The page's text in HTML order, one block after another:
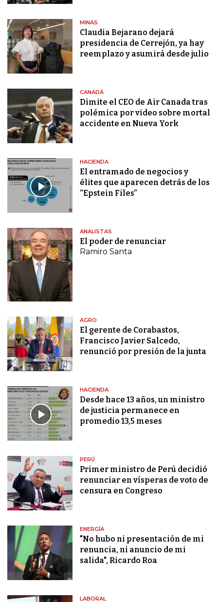
MINAS
Claudia Bejarano dejará
presidencia de Cerrejón, ya hay
reemplazo y asumirá desde julio
CANADÁ
Dimite el CEO de Air Canada tras
polémica por video sobre mortal
accidente en Nueva York
HACIENDA
El entramado de negocios y
élites que aparecen detrás de los
“Epstein Files”
ANALISTAS
El poder de renunciar
Ramiro Santa
AGRO
El gerente de Corabastos,
Francisco Javier Salcedo,
renunció por presión de la junta
HACIENDA
Desde hace 13 años, un ministro
de justicia permanece en
promedio 13,5 meses
PERÚ
Primer ministro de Perú decidió
renunciar en vísperas de voto de
censura en Congreso
ENERGÍA
"No hubo ni presentación de mi
renuncia, ni anuncio de mi
salida", Ricardo Roa
LABORAL